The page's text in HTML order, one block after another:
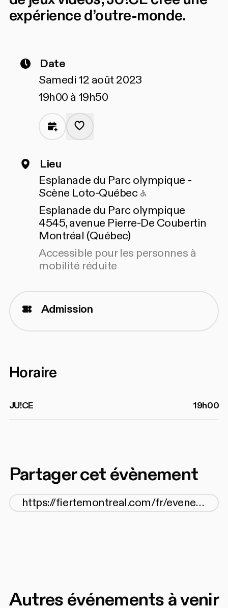
expérience d’outre-monde.
Date
Samedi 12 août 2023
19h00 à 19h50
Lieu
Esplanade du Parc olympique -
Scène Loto-Québec Accessible
Esplanade du Parc olympique
4545, avenue Pierre-De Coubertin
Montréal (Québec)
Accessible pour les personnes à
mobilité réduite
Admission
Horaire
JU!CE 19h00
Partager cet évènement
Autres événements à venir